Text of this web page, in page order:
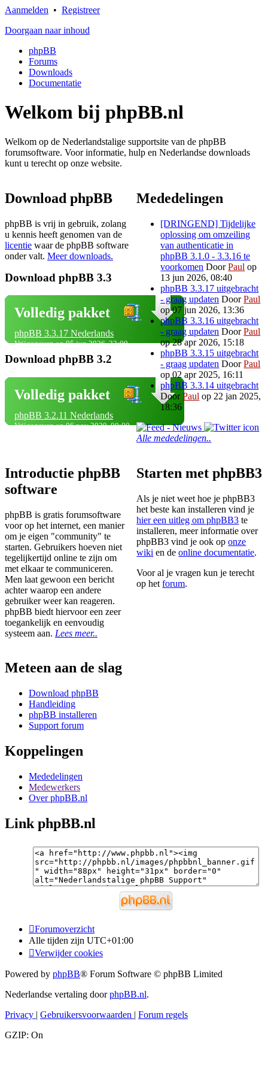
Aanmelden • Registreer
Doorgaan naar inhoud
phpBB
Forums
Downloads
Documentatie
Welkom bij phpBB.nl
Welkom op de Nederlandstalige supportsite van de phpBB
forumsoftware. Voor informatie, hulp en Nederlandse downloads
kunt u terecht op onze website.
Download phpBB
phpBB is vrij in gebruik, zolang
u kennis heeft genomen van de
licentie waar de phpBB software
onder valt. Meer downloads.
Download phpBB 3.3
Volledig pakket
phpBB 3.3.17 Nederlands
Vrijgegeven op 05 jun 2026, 23:00
Download phpBB 3.2
Volledig pakket
phpBB 3.2.11 Nederlands
Vrijgegeven op 06 nov 2020, 00:00
Mededelingen
[DRINGEND] Tijdelijke
oplossing om omzeiling
van authenticatie in
phpBB 3.1.0 - 3.3.16 te
voorkomen DoorPaul op
13 jun 2026, 08:40
phpBB 3.3.17 uitgebracht
- graag updaten DoorPaul
op 07 jun 2026, 13:36
phpBB 3.3.16 uitgebracht
- graag updaten DoorPaul
op 28 apr 2026, 15:18
phpBB 3.3.15 uitgebracht
- graag updaten DoorPaul
op 02 apr 2025, 16:11
phpBB 3.3.14 uitgebracht
DoorPaul op 22 jan 2025,
18:36
Alle mededelingen..
Introductie phpBB
software
phpBB is gratis forumsoftware
voor op het internet, een manier
om je eigen "community" te
starten. Gebruikers hoeven niet
tegelijkertijd online te zijn om
met elkaar te communiceren.
Men laat gewoon een bericht
achter waarop een andere
gebruiker weer kan reageren.
phpBB biedt hiervoor een zeer
toegankelijk en eenvoudig
systeem aan. Lees meer..
Starten met phpBB3
Als je niet weet hoe je phpBB3
het beste kan installeren vind je
hier een uitleg om phpBB3 te
installeren, meer informatie over
phpBB3 vind je ook oponze
wiki en deonline documentatie.
Voor al je vragen kun je terecht
op hetforum.
Meteen aan de slag
Download phpBB
Handleiding
phpBB installeren
Support forum
Koppelingen
Mededelingen
Medewerkers
Over phpBB.nl
Link phpBB.nl
Forumoverzicht
Alle tijden zijn UTC+01:00
Verwijder cookies
Powered by phpBB® Forum Software © phpBB Limited
Nederlandse vertaling doorphpBB.nl.
Privacy | Gebruikersvoorwaarden | Forum regels
GZIP: On